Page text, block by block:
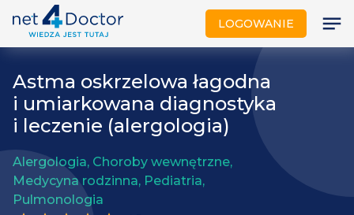
LOGOWANIE notes
Astma oskrzelowa łagodna
i umiarkowana diagnostyka
i leczenie (alergologia)
Alergologia, Choroby wewnętrzne,
Medycyna rodzinna, Pediatria,
Pulmonologia